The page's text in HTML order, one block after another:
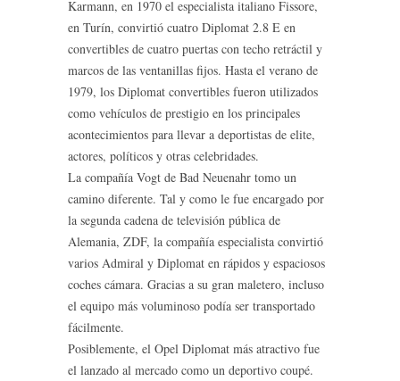
Karmann, en 1970 el especialista italiano Fissore,
en Turín, convirtió cuatro Diplomat 2.8 E en
convertibles de cuatro puertas con techo retráctil y
marcos de las ventanillas fijos. Hasta el verano de
1979, los Diplomat convertibles fueron utilizados
como vehículos de prestigio en los principales
acontecimientos para llevar a deportistas de elite,
actores, políticos y otras celebridades.
La compañía Vogt de Bad Neuenahr tomo un
camino diferente. Tal y como le fue encargado por
la segunda cadena de televisión pública de
Alemania, ZDF, la compañía especialista convirtió
varios Admiral y Diplomat en rápidos y espaciosos
coches cámara. Gracias a su gran maletero, incluso
el equipo más voluminoso podía ser transportado
fácilmente.
Posiblemente, el Opel Diplomat más atractivo fue
el lanzado al mercado como un deportivo coupé.